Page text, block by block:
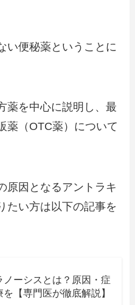
い便秘薬ということに
薬を中心に説明し、最
薬（OTC薬）について
原因となるアントラキ
たい方は以下の記事を
ノーシスとは？原因・症
【専門医が徹底解説】